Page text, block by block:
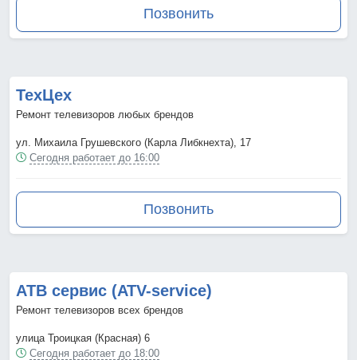
Позвонить
ТехЦех
Ремонт телевизоров любых брендов
ул. Михаила Грушевского (Карла Либкнехта), 17
Сегодня работает до 16:00
Позвонить
АТВ сервис (ATV-service)
Ремонт телевизоров всех брендов
улица Троицкая (Красная) 6
Сегодня работает до 18:00